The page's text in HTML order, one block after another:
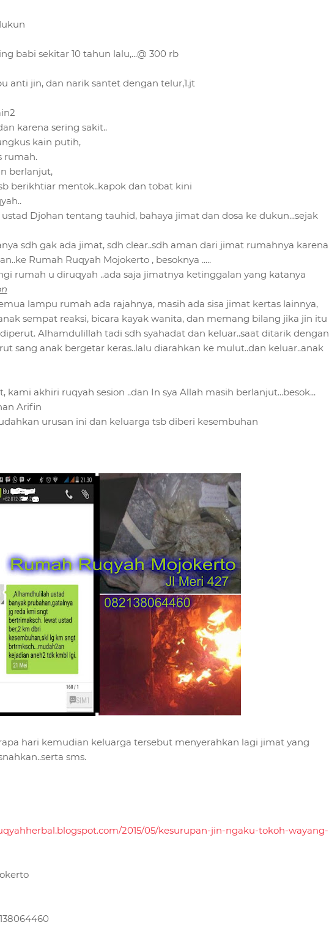
babi sekitar 10 tahun lalu,...@ 300 rb
anti jin, dan narik santet dengan telur,1.jt
karena sering sakit..
kain putih,
rumah.
berlanjut,
berikhtiar mentok..kapok dan tobat kini
Djohan tentang tauhid, bahaya jimat dan dosa ke dukun...sejak
sdh gak ada jimat, sdh clear..sdh aman dari jimat rumahnya karena
Rumah Ruqyah Mojokerto , besoknya .....
rumah u diruqyah ..ada saja jimatnya ketinggalan yang katanya
lampu rumah ada rajahnya, masih ada sisa jimat kertas lainnya,
sempat reaksi, bicara kayak wanita, dan memang bilang jika jin itu
Alhamdulillah tadi sdh syahadat dan keluar..saat ditarik dengan
sang anak bergetar keras..lalu diarahkan ke mulut..dan keluar..anak
kami akhiri ruqyah sesion ..dan In sya Allah masih berlanjut...besok...
Arifin
urusan ini dan keluarga tsb diberi kesembuhan
hari kemudian keluarga tersebut menyerahkan lagi jimat yang
sms.
2015/05/kesurupan-jin-ngaku-tokoh-wayang-